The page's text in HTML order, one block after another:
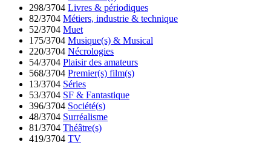
298/3704 Livres & périodiques
82/3704 Métiers, industrie & technique
52/3704 Muet
175/3704 Musique(s) & Musical
220/3704 Nécrologies
54/3704 Plaisir des amateurs
568/3704 Premier(s) film(s)
13/3704 Séries
53/3704 SF & Fantastique
396/3704 Société(s)
48/3704 Surréalisme
81/3704 Théâtre(s)
419/3704 TV